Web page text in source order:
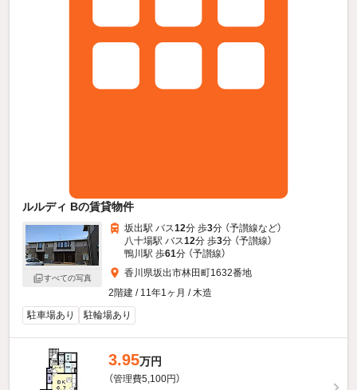
ルルディ Bの賃貸物件
すべての写真
坂出駅 バス12分 歩3分 （予讃線など）
八十場駅 バス12分 歩3分 （予讃線）
鴨川駅 歩61分 （予讃線）
香川県坂出市林田町1632番地
2階建 / 11年1ヶ月 / 木造
駐車場あり
駐輪場あり
3.95万円
（管理費5,100円）